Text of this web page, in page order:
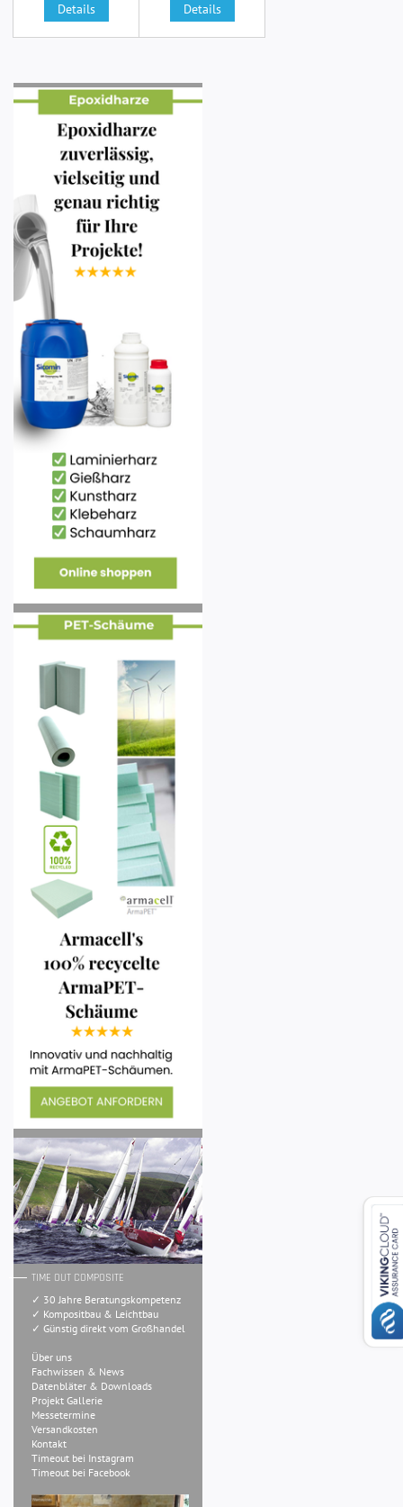
Details Details
TIME OUT COMPOSITE
✓ 30 Jahre Beratungskompetenz
✓ Kompositbau & Leichtbau
✓ Günstig direkt vom Großhandel
Über uns
Fachwissen & News
Datenbläter & Downloads
Projekt Gallerie
Messetermine
Versandkosten
Kontakt
Timeout bei Instagram
Timeout bei Facebook